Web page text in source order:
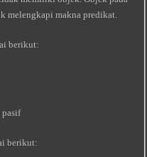
melengkapi makna predikat.
berikut:
pasif
berikut: